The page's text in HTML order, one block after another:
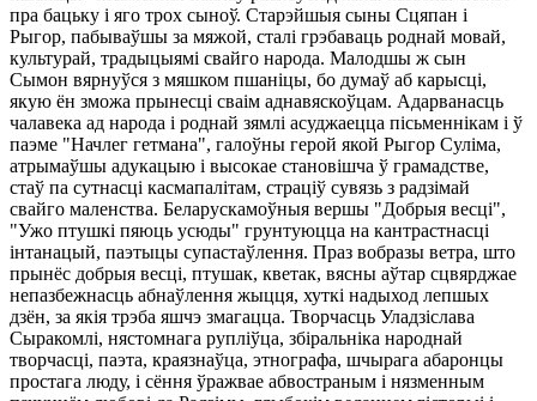
пра бацьку i яго трох сыноў. Старэйшыя сыны Сцяпан i
Рыгор, пабываўшы за мяжой, сталi грэбаваць роднай мовай,
культурай, традыцыямi свайго народа. Малодшы ж сын
Сымон вярнуўся з мяшком пшанiцы, бо думаў аб карысцi,
якую ён зможа прынесцi сваiм аднавяскоўцам. Адарванасць
чалавека ад народа i роднай зямлi асуджаецца пiсьменнiкам i ў
паэме "Начлег гетмана", галоўны герой якой Рыгор Сулiма,
атрымаўшы адукацыю i высокае становiшча ў грамадстве,
стаў па сутнасцi касмапалiтам, страцiў сувязь з радзiмай
свайго маленства. Беларускамоўныя вершы "Добрыя весцi",
"Ужо птушкi пяюць усюды" грунтуюцца на кантрастнасцi
iнтанацый, паэтыцы супастаўлення. Праз вобразы ветра, што
прынёс добрыя весцi, птушак, кветак, вясны аўтар сцвярджае
непазбежнасць абнаўлення жыцця, хуткi надыход лепшых
дзён, за якiя трэба яшчэ змагацца. Творчасць Уладзiслава
Сыракомлi, нястомнага руплiўца, збiральнiка народнай
творчасцi, паэта, краязнаўца, этнографа, шчырага абаронцы
простага люду, i сёння ўражвае абвостраным i нязменным